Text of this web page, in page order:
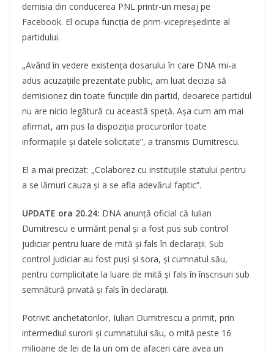
demisia din conducerea PNL printr-un mesaj pe
Facebook. El ocupa funcția de prim-vicepreşedinte al
partidului.
„Având în vedere existența dosarului în care DNA mi-a
adus acuzațiile prezentate public, am luat decizia să
demisionez din toate funcţiile din partid, deoarece partidul
nu are nicio legătură cu această speță. Așa cum am mai
afirmat, am pus la dispoziţia procurorilor toate
informaţiile şi datele solicitate”, a transmis Dumitrescu.
El a mai precizat: „Colaborez cu instituţiile statului pentru
a se lămuri cauza și a se afla adevărul faptic”.
UPDATE ora 20.24: DNA anunță oficial că Iulian
Dumitrescu e urmărit penal și a fost pus sub control
judiciar pentru luare de mită și fals în declarații. Sub
control judiciar au fost puși și sora, și cumnatul său,
pentru complicitate la luare de mită și fals în înscrisuri sub
semnătură privată și fals în declarații.
Potrivit anchetatorilor, Iulian Dumitrescu a primit, prin
intermediul surorii și cumnatului său, o mită peste 16
milioane de lei de la un om de afaceri care avea un